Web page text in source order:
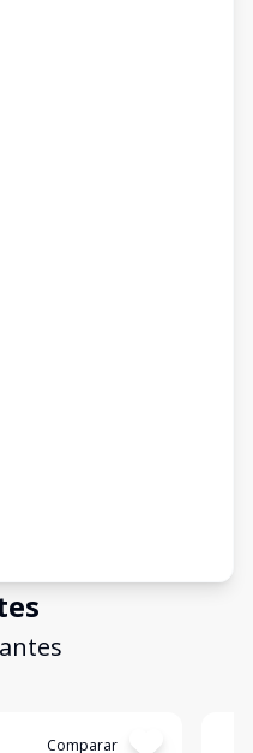
Comparar